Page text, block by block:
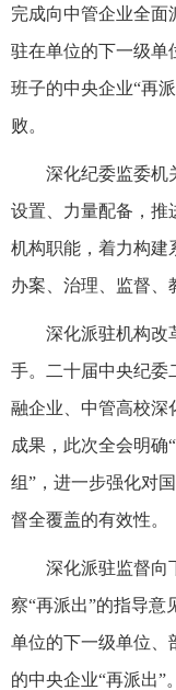
完成向中管企业全面
驻在单位的下一级单
班子的中央企业“再
败。
深化纪委监委机
设置、力量配备，推
机构职能，着力构建
办案、治理、监督、
深化派驻机构改
手。二十届中央纪委
融企业、中管高校深
成果，此次全会明确
组”，进一步强化对
督全覆盖的有效性。
深化派驻监督向
察“再派出”的指导意
单位的下一级单位、
的中央企业“再派出”